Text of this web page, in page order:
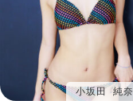
小坂田 純